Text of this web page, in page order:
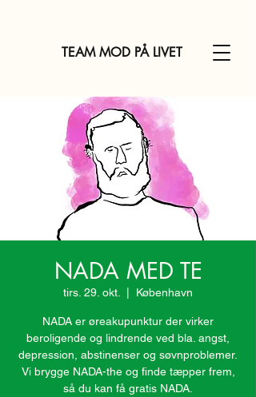
TEAM MOD PÅ LIVET
NADA MED TE
tirs. 29. okt. København
NADA er øreakupunktur der virker
beroligende og lindrende ved bla. angst,
depression, abstinenser og søvnproblemer.
Vi brygge NADA-the og finde tæpper frem,
så du kan få gratis NADA.